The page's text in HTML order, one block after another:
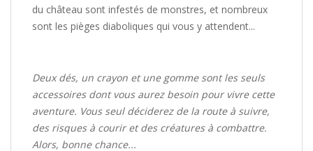
du château sont infestés de monstres, et nombreux
sont les pièges diaboliques qui vous y attendent...
Deux dés, un crayon et une gomme sont les seuls
accessoires dont vous aurez besoin pour vivre cette
aventure. Vous seul déciderez de la route à suivre,
des risques à courir et des créatures à combattre.
Alors, bonne chance...